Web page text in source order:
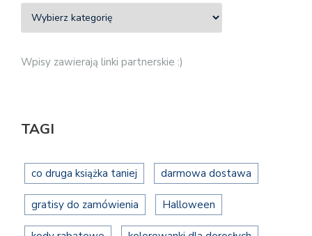
Wpisy zawierają linki partnerskie :)
TAGI
co druga książka taniej darmowa dostawa
gratisy do zamówienia Halloween